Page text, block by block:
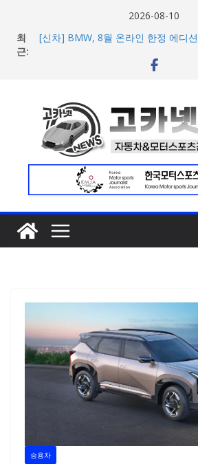
2026-08-10
최
근:
[신차] BMW, 8월 온라인 한정 에디
벤틀리, 첫 순수 전기 어반 럭셔리
팝업 오픈
BMW 레이디스 챔피언십 2026, 다양
며 본격 대회 준비 돌입
현대차·기아, ‘2026 레드닷 어워드’에
15개 수상
승용차